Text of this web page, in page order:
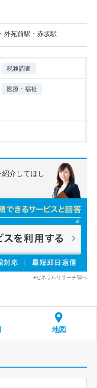
外苑前駅・赤坂駅
税務調査
医療・福祉
紹介してほし
※ゼネラルリサーチ調べ
地図